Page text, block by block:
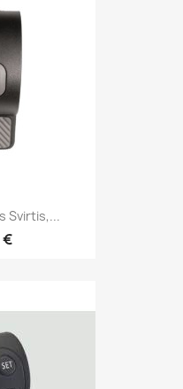
Svirtis,...